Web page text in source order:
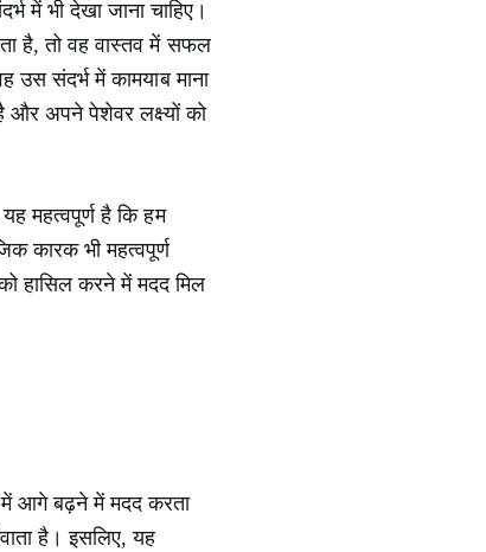
में भी देखा जाना चाहिए।
है, तो वह वास्तव में सफल
उस संदर्भ में कामयाब माना
और अपने पेशेवर लक्ष्यों को
महत्वपूर्ण है कि हम
कारक भी महत्वपूर्ण
हासिल करने में मदद मिल
में आगे बढ़ने में मदद करता
है। इसलिए, यह